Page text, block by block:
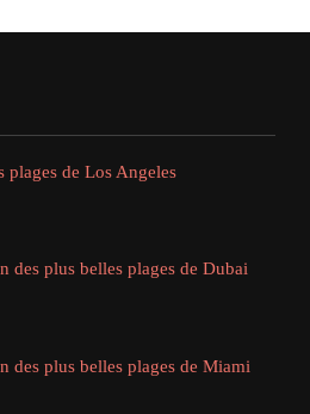
plages de Los Angeles
des plus belles plages de Dubai
des plus belles plages de Miami